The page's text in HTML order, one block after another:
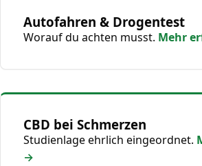
Autofahren & Drogentest
Worauf du achten musst. Mehr
CBD bei Schmerzen
Studienlage ehrlich eingeordnet.
→